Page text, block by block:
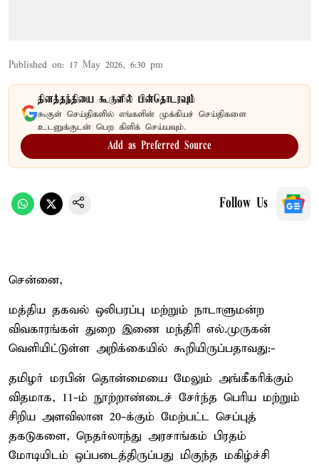
Published on: 17 May 2026, 6:30 pm
தினத்தந்தியை கூகுளில் பின்தொடரவும்
கூகுள் செய்திகளில் எங்களின் முக்கியச் செய்திகளை
உடனுக்குடன் பெற கிளிக் செய்யவும்.
Add as Preferred Source
Follow Us
சென்னை,
மத்திய தகவல் ஒலிபரப்பு மற்றும் நாடாளுமன்ற
விவகாரங்கள் துறை இணை மந்திரி எல்.முருகன்
வெளியிட்டுள்ள அறிக்கையில் கூறியிருப்பதாவது:-
தமிழர் மரபின் தொன்மையை மேலும் அங்கீகரிக்கும்
விதமாக, 11-ம் நூற்றாண்டைச் சேர்ந்த பெரிய மற்றும்
சிறிய அளவிலான 20-க்கும் மேற்பட்ட செப்புத்
தகடுகளை, நெதர்லாந்து அரசாங்கம் பிரதம்
மோடியிடம் ஒப்படைத்திருப்பது மிகுந்த மகிழ்ச்சி